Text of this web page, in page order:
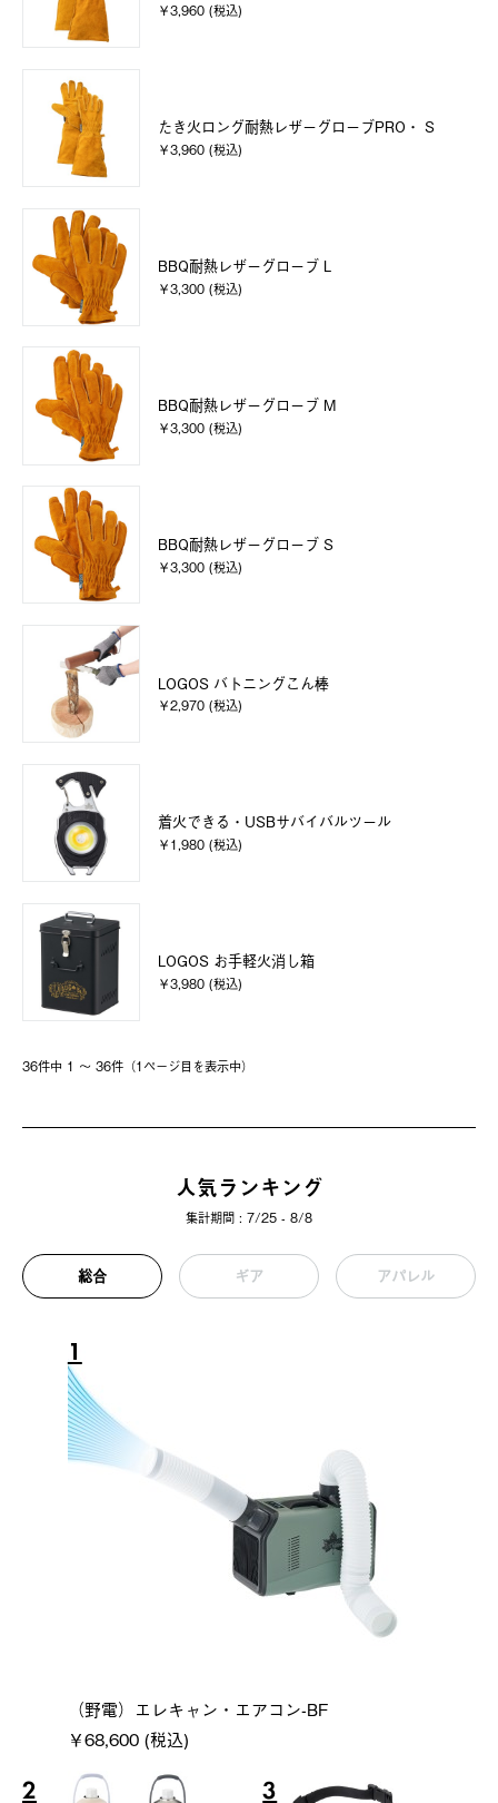
￥3,960 (税込)
たき火ロング耐熱レザーグローブPRO・ S
￥3,960 (税込)
BBQ耐熱レザーグローブ L
￥3,300 (税込)
BBQ耐熱レザーグローブ M
￥3,300 (税込)
BBQ耐熱レザーグローブ S
￥3,300 (税込)
LOGOS バトニングこん棒
￥2,970 (税込)
着火できる・USBサバイバルツール
￥1,980 (税込)
LOGOS お手軽火消し箱
￥3,980 (税込)
36件中 1 〜 36件（1ページ⽬を表⽰中）
人気ランキング
集計期間 : 7/25 - 8/8
総合 ギア アパレル
1
（野電）エレキャン・エアコン-BF
￥68,600 (税込)
2 3